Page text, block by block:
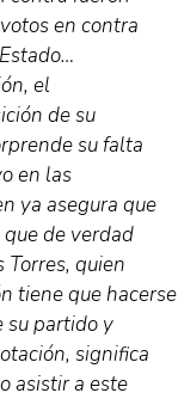
en contra
el
de su
su falta
en las
ya asegura que
de verdad
quien
tiene que hacerse
su partido y
significa
asistir a este